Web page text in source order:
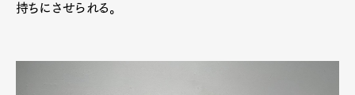
持ちにさせられる。